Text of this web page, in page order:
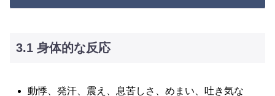
3.1 身体的な反応
動悸、発汗、震え、息苦しさ、めまい、吐き気な